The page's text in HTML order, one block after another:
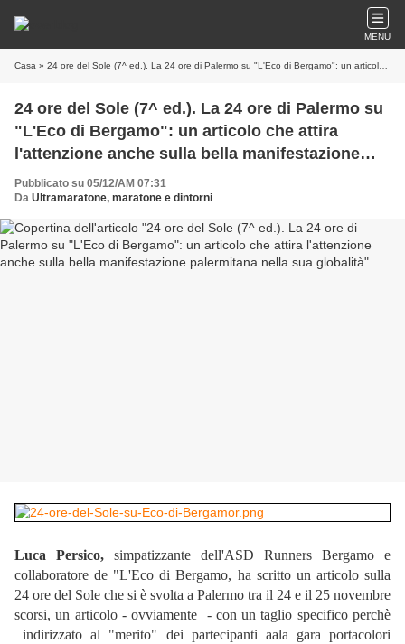
MENU
Casa » 24 ore del Sole (7^ ed.). La 24 ore di Palermo su "L'Eco di Bergamo": un articolo che attira l'attenzione anche sulla bella manifestazione palermitana nella sua globalità
24 ore del Sole (7^ ed.). La 24 ore di Palermo su
"L'Eco di Bergamo": un articolo che attira
l'attenzione anche sulla bella manifestazione
palermitana nella sua globalità
Pubblicato su 05/12/AM 07:31
Da Ultramaratone, maratone e dintorni
Luca Persico, simpatizzante dell'ASD Runners Bergamo e
collaboratore de "L'Eco di Bergamo, ha scritto un articolo sulla
24 ore del Sole che si è svolta a Palermo tra il 24 e il 25 novembre
scorsi, un articolo - ovviamente - con un taglio specifico perchè
indirizzato al "merito" dei partecipanti aala gara portacolori